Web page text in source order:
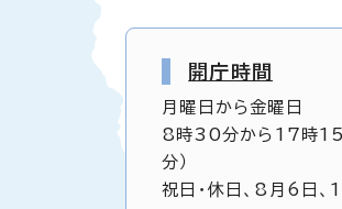
開庁時間
月曜日から金曜日
8時30分から17時15
分）
祝日・休日、8月6日